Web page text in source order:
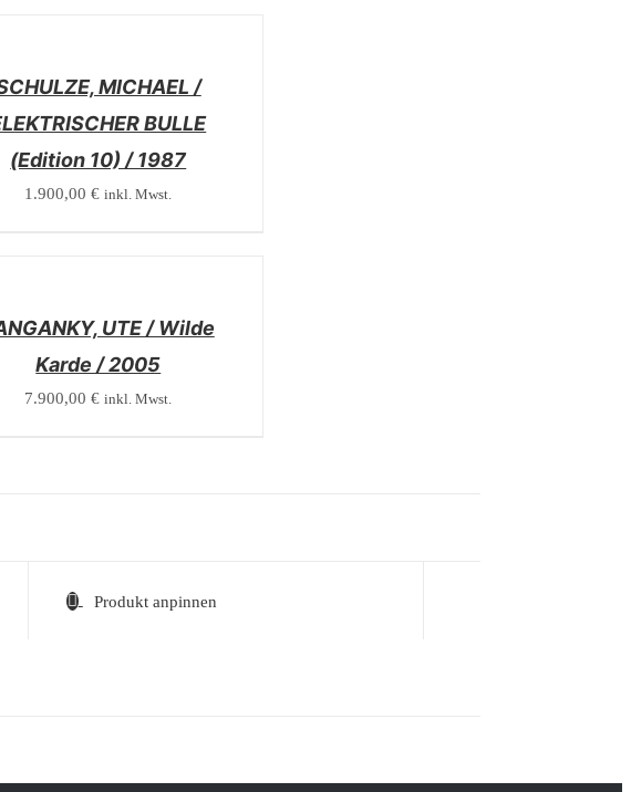
MICHAEL /
BULLE
(Edition 10) / 1987
1.900,00€ inkl. Mwst.
UTE / Wilde
Karde / 2005
7.900,00€ inkl. Mwst.
Produkt anpinnen